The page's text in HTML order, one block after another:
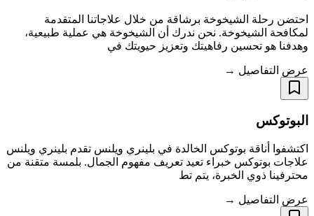
احتضن رحلة الشيخوخة برشاقة من خلال علاجاتنا المتقدمة
لمكافحة الشيخوخة. نحن ندرك أن الشيخوخة هي عملية طبيعية،
وهدفنا هو تحسين رفاهيتك وتعزيز حيويتك في
عرض التفاصيل →
البوتوكس
اكتشفوا أناقة بوتوكس الخالدة في بلينري ويلنس تقدم بلينري ويلنس
علاجات بوتوكس خبراء تعيد تعريف مفهوم الجمال. بلمسة متقنة من
محترفينا ذوي الخبرة، يتم تط
عرض التفاصيل →